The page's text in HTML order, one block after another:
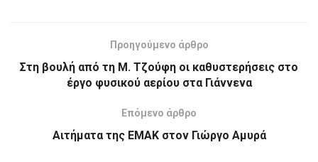
Προηγούμενο άρθρο
Στη βουλή από τη Μ. Τζούφη οι καθυστερήσεις στο
έργο φυσικού αερίου στα Γιάννενα
Επόμενο άρθρο
Αιτήματα της ΕΜΑΚ στον Γιώργο Αμυρά